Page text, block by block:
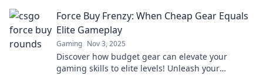
Force Buy Frenzy: When Cheap Gear Equals
Elite Gameplay
Gaming Nov 3, 2025
Discover how budget gear can elevate your
gaming skills to elite levels! Unleash your